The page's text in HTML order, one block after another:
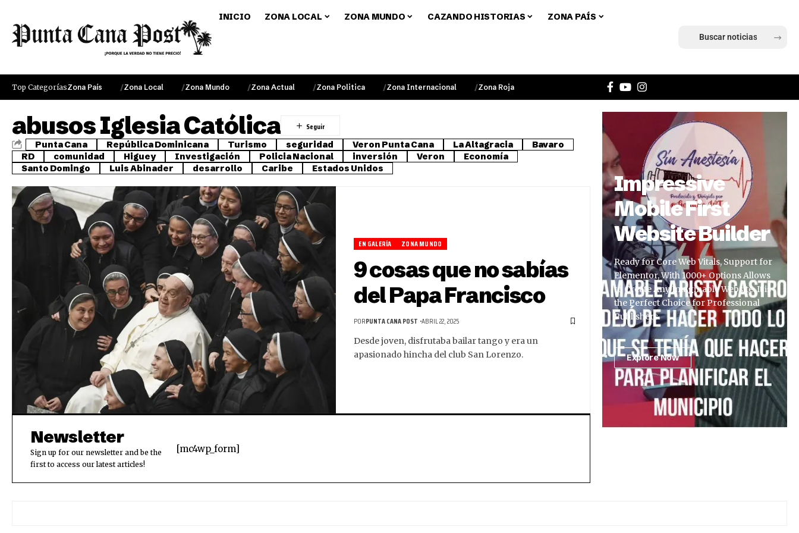
INICIO ZONA LOCAL ZONA MUNDO CAZANDO HISTORIAS ZONA PAÍS
Top CategoríasZona País Zona Local Zona Mundo Zona Actual Zona Politica Zona Internacional Zona Roja
abusos Iglesia Católica
Punta Cana República Dominicana Turismo seguridad Veron Punta Cana La Altagracia
Bavaro
RD
comunidad Higuey Investigación Policia Nacional inversión Veron
Economía
Santo Domingo
Luis Abinader desarrollo Caribe Estados Unidos
EN GALERÍA ZONA MUNDO
9 cosas que no sabías
del Papa Francisco
PORPUNTA CANA POST ABRIL 22, 2025
Desde joven, disfrutaba bailar tango y era un
apasionado hincha del club San Lorenzo.
Newsletter
Sign up for our newsletter and be the
first to access our latest articles!
[mc4wp_form]
Impressive
Mobile First
Website Builder
Ready for Core Web Vitals, Support for
Elementor, With 1000+ Options Allows
to Create Any Imaginable Website. It is
the Perfect Choice for Professional
Publishers.
Explore Now